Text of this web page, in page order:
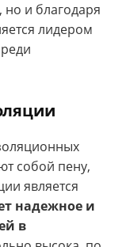
но и благодаря
лидером
собой пену,
является
надежное и
в